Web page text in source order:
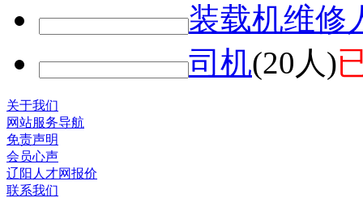
装载机维修
司机(20人)
关于我们
网站服务导航
免责声明
会员心声
辽阳人才网报价
联系我们